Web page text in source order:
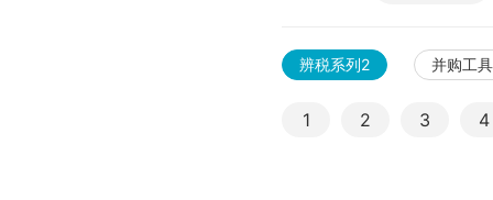
辨税系列2 并购工
1 2 3 4